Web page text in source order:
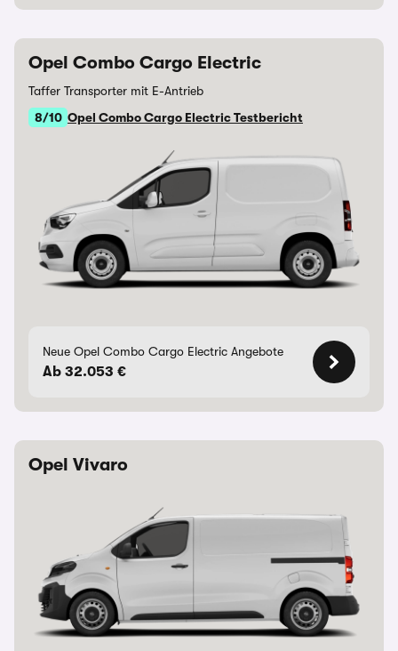
Opel Combo Cargo Electric
Taffer Transporter mit E-Antrieb
8/10 Opel Combo Cargo Electric Testbericht
Neue Opel Combo Cargo Electric Angebote
Ab 32.053 €
Opel Vivaro